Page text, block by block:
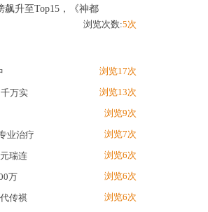
飙升至Top15，《神都
浏览次数:5次
浏览17次
万实 浏览13次
浏览9次
业治疗 浏览7次
瑞连 浏览6次
万 浏览6次
传祺 浏览6次